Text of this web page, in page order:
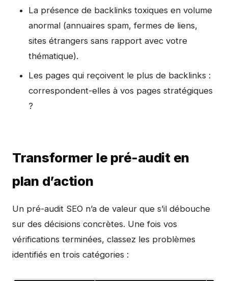
La présence de backlinks toxiques en volume
anormal (annuaires spam, fermes de liens,
sites étrangers sans rapport avec votre
thématique).
Les pages qui reçoivent le plus de backlinks :
correspondent-elles à vos pages stratégiques
?
Transformer le pré-audit en
plan d’action
Un pré-audit SEO n’a de valeur que s’il débouche
sur des décisions concrètes. Une fois vos
vérifications terminées, classez les problèmes
identifiés en trois catégories :